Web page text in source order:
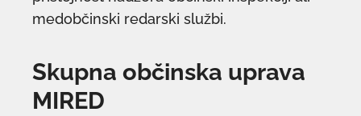
medobčinski redarski službi.
Skupna občinska uprava
MIRED